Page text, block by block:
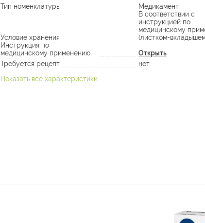
Тип номенклатуры
Медикамент
Условие хранения
В соответствии с
инструкцией по
медицинскому
(листком-
Инструкция по
медицинскому применению
Открыть
Требуется рецепт
нет
Показать все характеристики